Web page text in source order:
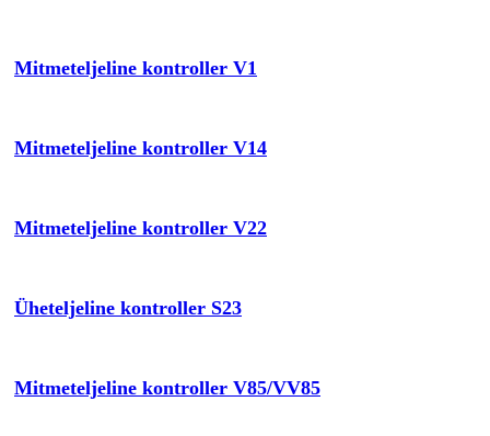
Mitmeteljeline kontroller V1
Mitmeteljeline kontroller V14
Mitmeteljeline kontroller V22
Üheteljeline kontroller S23
Mitmeteljeline kontroller V85/VV85